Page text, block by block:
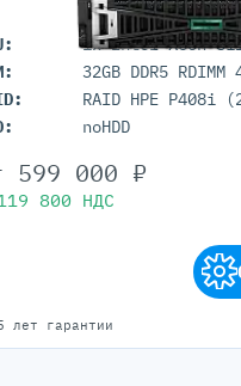
32GB DDR5 RDIMM
RAID HPE P408i
noHDD
лет гарантии
599 000 ₽
800 НДС